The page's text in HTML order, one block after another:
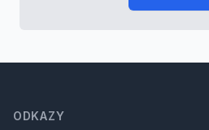
ODKAZY